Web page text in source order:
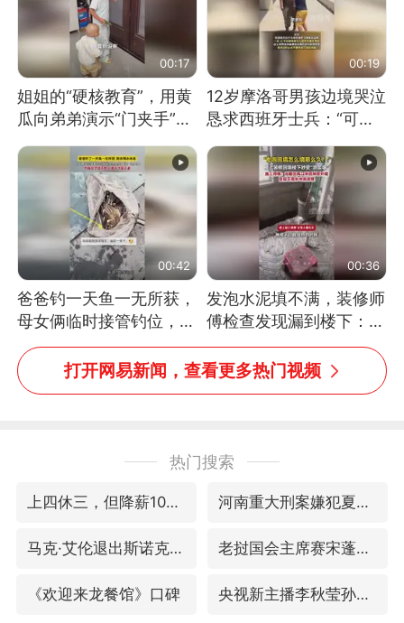
00:17
姐姐的“硬核教育”，用黄
瓜向弟弟演示“门夹手”，
教！
00:19
12岁摩洛哥男孩边境哭泣
恳求西班牙士兵：“可不
00:42
爸爸钓一天鱼一无所获，
母女俩临时接管钓位，用
玩具鱼竿钓上大鱼
00:36
发泡水泥填不满，装修师
傅检查发现漏到楼下：出
风口未延伸到外墙
打开网易新闻，查看更多热门视频
热门搜索
上四休三，但降薪1000元，你接受吗？ 河南重大刑案嫌犯夏某钢落网
马克·艾伦退出斯诺克中国公开赛 老挝国会主席赛宋蓬逝世
《欢迎来龙餐馆》口碑 央视新主播李秋莹孙亚鹏亮相